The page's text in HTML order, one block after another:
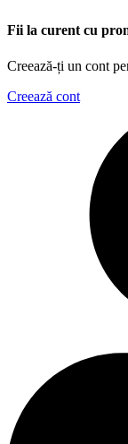
Fii la curent cu
Creează-ți un cont
Creează cont